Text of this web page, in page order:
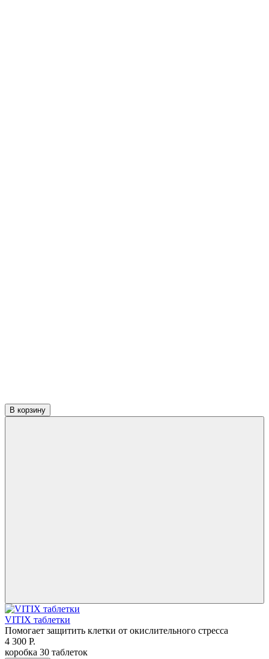
В корзину
VITIX таблетки
Помогает защитить клетки от окислительного стресса
4 300 Р.
коробка 30 таблеток